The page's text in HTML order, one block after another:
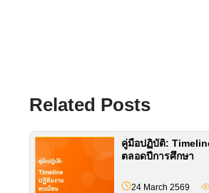
Related Posts
คู่มือปฏิบัติ:
ตลอดปีการศึกษา
24 March 2569